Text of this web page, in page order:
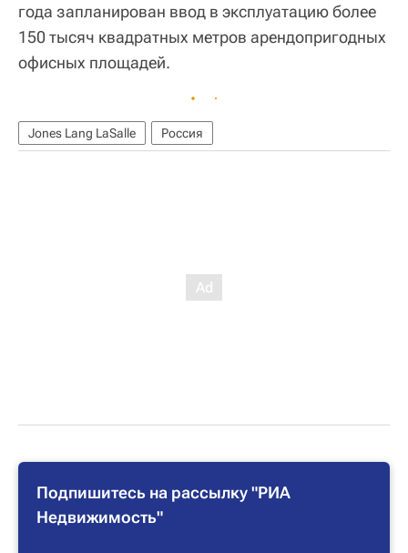
года запланирован ввод в эксплуатацию более
150 тысяч квадратных метров арендопригодных
офисных площадей.
Jones Lang LaSalle Россия
Подпишитесь на рассылку "РИА
Недвижимость"